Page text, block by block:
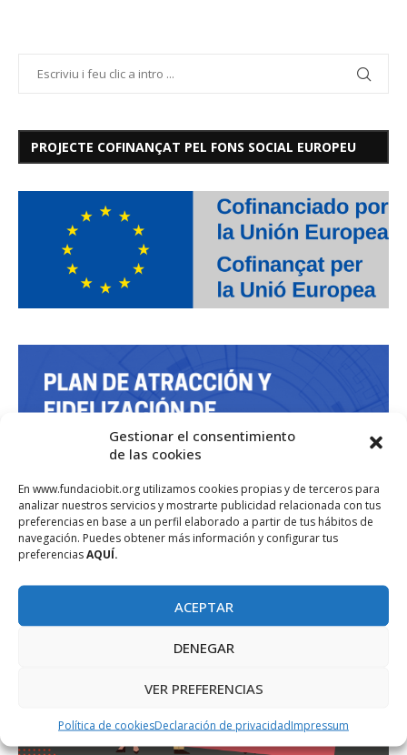
Gestionar el consentimiento
de las cookies
En www.fundaciobit.org utilizamos cookies propias y de terceros para
analizar nuestros servicios y mostrarte publicidad relacionada con tus
preferencias en base a un perfil elaborado a partir de tus hábitos de
navegación. Puedes obtener más información y configurar tus
preferenciasAQUÍ.
ACEPTAR
DENEGAR
VER PREFERENCIAS
Política de cookiesDeclaración de privacidadImpressum
PROJECTE COFINANÇAT PEL FONS SOCIAL EUROPEU